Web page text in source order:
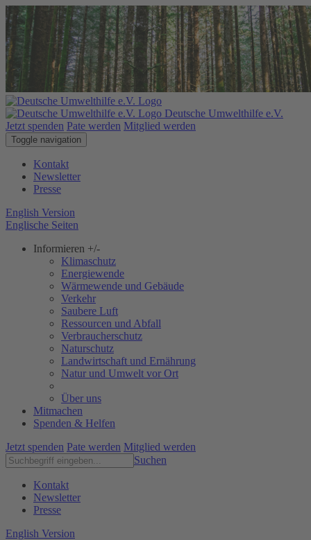
Deutsche Umwelthilfe e.V.
Jetzt spenden Pate werden Mitglied werden
Toggle navigation
Kontakt
Newsletter
Presse
English Version
Englische Seiten
Informieren +/-
Klimaschutz
Energiewende
Wärmewende und Gebäude
Verkehr
Saubere Luft
Ressourcen und Abfall
Verbraucherschutz
Naturschutz
Landwirtschaft und Ernährung
Natur und Umwelt vor Ort
Über uns
Mitmachen
Spenden & Helfen
Jetzt spenden Pate werden Mitglied werden
Suchen
Kontakt
Newsletter
Presse
English Version